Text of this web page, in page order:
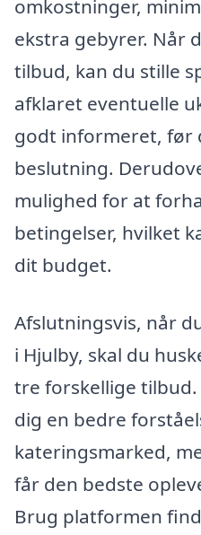
omkostninger,
ekstra gebyrer. Når
tilbud, kan du stille
afklaret eventuelle
godt informeret,
beslutning.
mulighed for at
betingelser, hvilket
dit budget.
Afslutningsvis, når
i Hjulby, skal du
tre forskellige tilbud.
dig en bedre
kateringsmarked,
får den bedste
Brug platformen